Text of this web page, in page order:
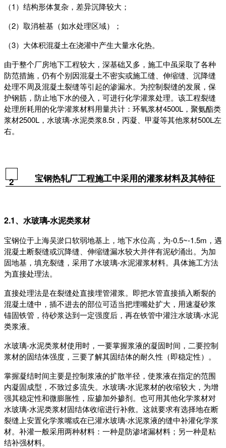
（1）结构形体复杂，差异沉降较大；
（2）取消桩基（如水处理区域）；
（3）大体积混凝土在浇灌中产生大量水化热。
由于整个厂房地下工程较大，深基础又多，施工中虽采取了各种
防范措施，仍有个别因混凝土不密实或施工缝、伸缩缝、沉降缝
处理不周及混凝土裂缝等引起的渗漏水。为控制裂缝的发展，保
护钢筋，防止地下水的侵入，可进行化学灌浆处理。该工程裂缝
处理所耗用的化学灌浆材料用量共计：环氧浆材4500L，聚氨酯类
浆材2500L，水玻璃-水泥类浆8.5t，丙凝、甲凝等其他浆材500L左
右。
2 宝钢热轧厂工程施工中采用的灌浆材料及其特征
2.1、水玻璃-水泥类浆材
宝钢位于上海吴淤口软弱地基上，地下水位高，为-0.5~-1.5m，遇
混凝土断裂缝或沉降缝、伸缩缝漏水较大并伴有泥砂涌出。为加
固地基，填充裂缝，采用了水玻璃-水泥灌浆材料。具体施工方法
为直接处理法。
直接处理法是在裂缝处直接埋管灌浆。即把水管直接插入断裂的
混凝土缝中，插不进去的部位可适当把埋嘴处扩大，用速凝砂浆
锚固铁管，待砂浆达到一定强度后，再在铁管中灌注水玻璃-水泥
类浆液。
水玻璃-水泥类浆材使用时，一要掌握浆液的凝固时间，二要控制
浆材的固结体强度，三要了解其固结体的耐久性（即稳定性）。
掌握凝结时间主要是控制浆液的扩散半径，使浆液在指定的范围
内凝固成型，不致过多流失。水玻璃-水泥浆材的收缩较大，为增
强其稳定性和微膨胀性，应掺加外掺剂。也可用其他化学浆材对
水玻璃-水泥类浆材固结体收缩进行补救。这就要求有选择地在断
裂缝上安置化学浆嘴或在已灌水玻璃-水泥浆液的缝中补灌化学浆
材。补灌一般采用两种材料：一种是防渗堵漏材料；另一种是粘
结补强材料。